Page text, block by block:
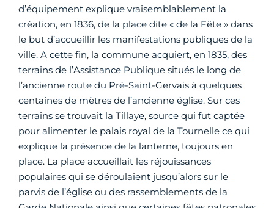
d’équipement explique vraisemblablement la
création, en 1836, de la place dite « de la Fête » dans
le but d’accueillir les manifestations publiques de la
ville. A cette fin, la commune acquiert, en 1835, des
terrains de l’Assistance Publique situés le long de
l’ancienne route du Pré-Saint-Gervais à quelques
centaines de mètres de l’ancienne église. Sur ces
terrains se trouvait la Tillaye, source qui fut captée
pour alimenter le palais royal de la Tournelle ce qui
explique la présence de la lanterne, toujours en
place. La place accueillait les réjouissances
populaires qui se déroulaient jusqu’alors sur le
parvis de l’église ou des rassemblements de la